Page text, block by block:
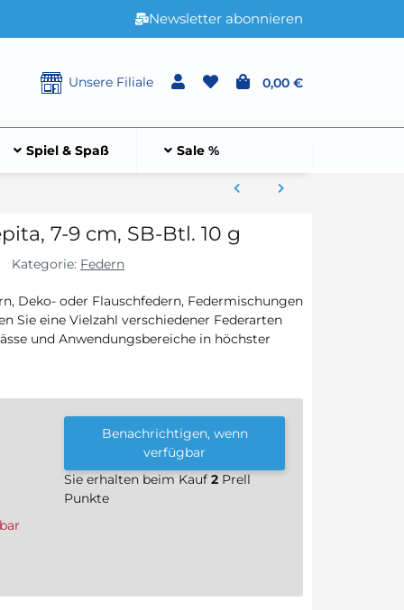
Newsletter abonnieren
Unsere Filiale 0,00 €
Spiel & Spaß Sale %
7-9 cm, SB-Btl. 10 g
Kategorie: Federn
Deko- oder Flauschfedern, Federmischungen
Sie eine Vielzahl verschiedener Federarten
und Anwendungsbereiche in höchster
Benachrichtigen, wenn
verfügbar
Sie erhalten beim Kauf 2 Prell
Punkte